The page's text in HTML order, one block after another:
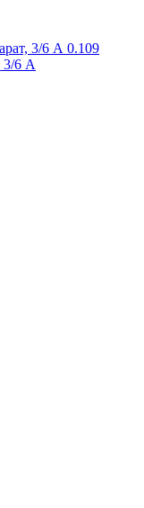
3/6 А 0.109
3/6 А